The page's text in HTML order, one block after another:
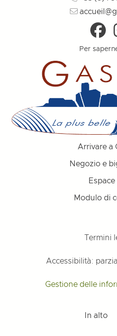
Per
Arrivare a
Negozio e
Modulo di
Termini
Accessibilità:
Gestione delle
In alto